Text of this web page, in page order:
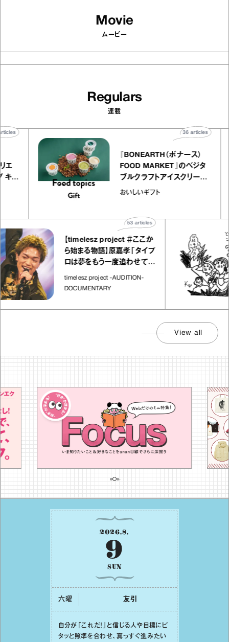
Movie
ムービー
Regulars
連載
トリエ
プ キャ
40articles
『BONEARTH（ボナース）
FOOD MARKET』のベジタ
ブルクラフトアイスクリーム
｜真野知子の「おいしいギフ
おいしいギフト
36articles
【timelesz project ＃ここか
ら始まる物語】原嘉孝「タイプ
ロは夢をもう一度追わせてく
れた場所」
timelesz project -AUDITION-
DOCUMENTARY
articles
View all
2026.8.
9
SUN
六曜 友引
⾃分が「これだ！」と信じる⼈や⽬標にピ
タッと照準を合わせ、真っすぐ進みたい